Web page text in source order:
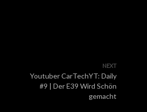
NEXT
Youtuber CarTechYT: Daily
#9 | Der E39 Wird Schön
gemacht